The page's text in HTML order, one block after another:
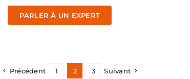
PARLER À UN EXPERT
Précédent 1 2 3 Suivant